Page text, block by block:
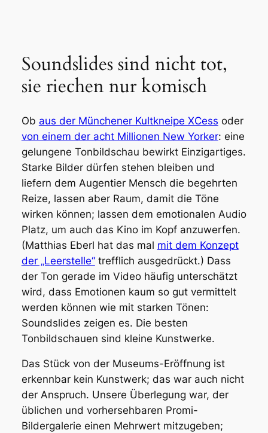
Soundslides sind nicht tot,
sie riechen nur komisch
Ob aus der Münchener Kultkneipe XCess oder
von einem der acht Millionen New Yorker: eine
gelungene Tonbildschau bewirkt Einzigartiges.
Starke Bilder dürfen stehen bleiben und
liefern dem Augentier Mensch die begehrten
Reize, lassen aber Raum, damit die Töne
wirken können; lassen dem emotionalen Audio
Platz, um auch das Kino im Kopf anzuwerfen.
(Matthias Eberl hat das mal mit dem Konzept
der „Leerstelle“trefflich ausgedrückt.) Dass
der Ton gerade im Video häufig unterschätzt
wird, dass Emotionen kaum so gut vermittelt
werden können wie mit starken Tönen:
Soundslides zeigen es. Die besten
Tonbildschauen sind kleine Kunstwerke.
Das Stück von der Museums-Eröffnung ist
erkennbar kein Kunstwerk; das war auch nicht
der Anspruch. Unsere Überlegung war, der
üblichen und vorhersehbaren Promi-
Bildergalerie einen Mehrwert mitzugeben;